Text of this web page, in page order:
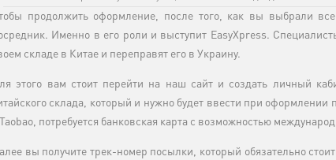
продолжить оформление, после того, как вы выбрали
Именно в его роли и выступит EasyXpress.
складе в Китае и переправят его в Украину.
этого вам стоит перейти на наш сайт и создать личный
склада, который и нужно будет ввести при оформлении
потребуется банковская карта с возможностью
вы получите трек-номер посылки, который обязательно